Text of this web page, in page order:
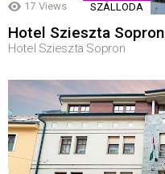
17 Views SZÁLLODA
Hotel Szieszta Sopron
Hotel Szieszta Sopron